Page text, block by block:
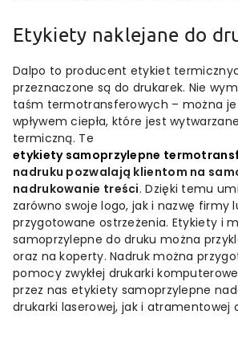
Etykiety naklejane do
Dalpo to producent etykiet
przeznaczone są do drukarek. Nie
taśm termotransferowych – można je
wpływem ciepła, które jest
termiczną. Te
etykiety samoprzylepne
nadruku pozwalają klientom na
nadrukowanie treści. Dzięki temu
zarówno swoje logo, jak i nazwę firmy
przygotowane ostrzeżenia. Etykiety i
samoprzylepne do druku można
oraz na koperty. Nadruk można
pomocy zwykłej drukarki
przez nas etykiety samoprzylepne
drukarki laserowej, jak i atramentowej